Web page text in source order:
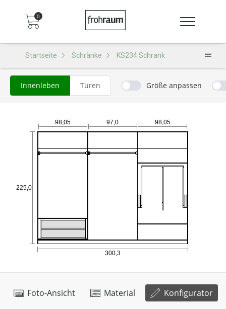
0
Startseite Schränke KS234 Schrank
Foto-Ansicht Material Konfigurator
Innenleben Türen Größe anpassen